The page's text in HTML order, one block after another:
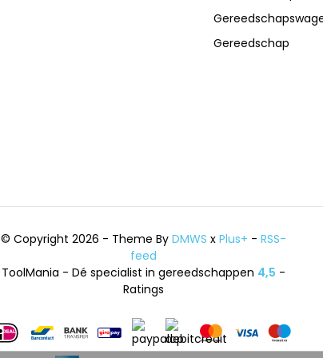
Gereedschap
© Copyright 2026 - Theme ByDMWS xPlus+ -RSS-
feed
ToolMania - Dé specialist in gereedschappen 4,5 -
Ratings